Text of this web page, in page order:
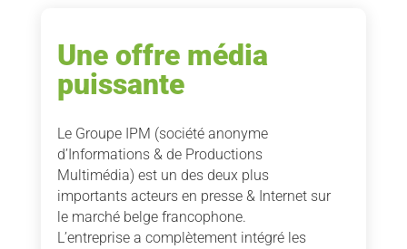
Une offre média
puissante
Le Groupe IPM (société anonyme
d’Informations & de Productions
Multimédia) est un des deux plus
importants acteurs en presse & Internet sur
le marché belge francophone.
L’entreprise a complètement intégré les